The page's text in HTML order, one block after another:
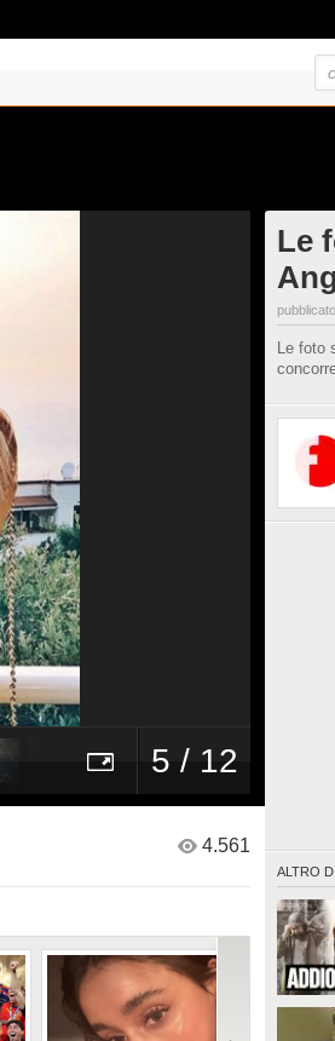
5 / 12
Le
Le foto
ALTRO DI
4.561